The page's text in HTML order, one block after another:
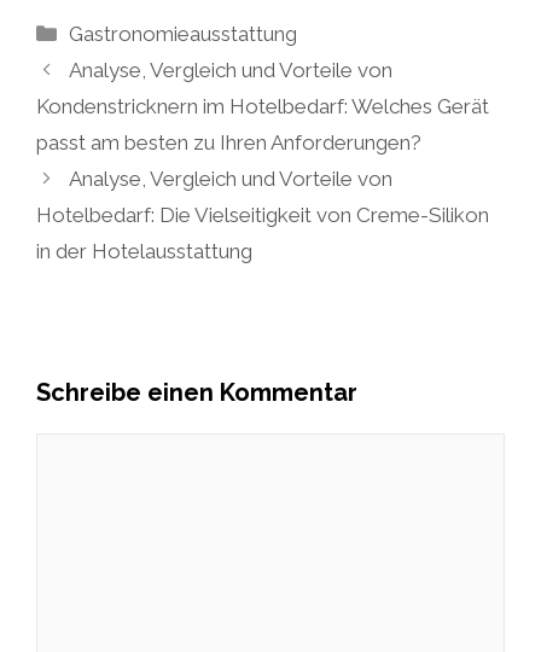
Kategorien
Gastronomieausstattung
Analyse, Vergleich und Vorteile von
Kondenstricknern im Hotelbedarf: Welches Gerät
passt am besten zu Ihren Anforderungen?
Analyse, Vergleich und Vorteile von
Hotelbedarf: Die Vielseitigkeit von Creme-Silikon
in der Hotelausstattung
Schreibe einen Kommentar